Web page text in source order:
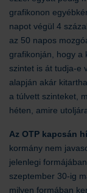
grafikonon
napot végül 4
az 50 napos
grafikonján, hogy a
szintet is át tudja-e
alapján akár
a túlvett szinteket,
héten, amire
Az OTP kapcsán
kormány nem
jelenlegi
szeptember 30-ig
milyen formában